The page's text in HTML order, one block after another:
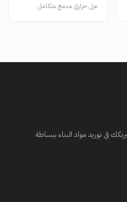
عزل حراري مدمج متكامل
في توريد مواد البناء ببساطة